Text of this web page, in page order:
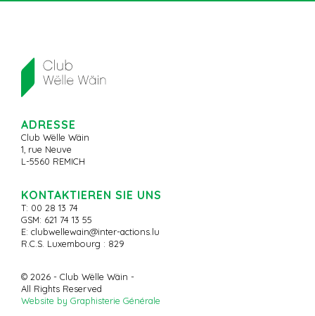
ADRESSE
Club Wëlle Wäin
1, rue Neuve
L-5560 REMICH
KONTAKTIEREN SIE UNS
T: 00 28 13 74
GSM: 621 74 13 55
E: clubwellewain@inter-actions.lu
R.C.S. Luxembourg : 829
© 2026 - Club Wëlle Wäin -
All Rights Reserved
Website by Graphisterie Générale